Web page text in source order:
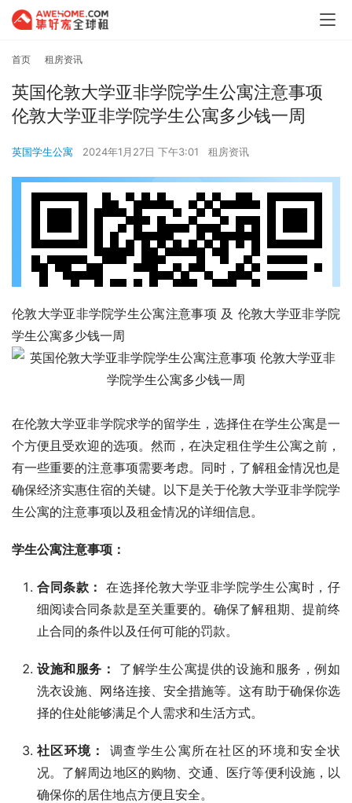
首页 租房资讯
英国伦敦大学亚非学院学生公寓注意事项
伦敦大学亚非学院学生公寓多少钱一周
英国学生公寓 2024年1月27日 下午3:01 租房资讯
伦敦大学亚非学院学生公寓注意事项 及 伦敦大学亚非学院
学生公寓多少钱一周
在伦敦大学亚非学院求学的留学生，选择住在学生公寓是一
个方便且受欢迎的选项。然而，在决定租住学生公寓之前，
有一些重要的注意事项需要考虑。同时，了解租金情况也是
确保经济实惠住宿的关键。以下是关于伦敦大学亚非学院学
生公寓的注意事项以及租金情况的详细信息。
学生公寓注意事项：
合同条款： 在选择伦敦大学亚非学院学生公寓时，仔
细阅读合同条款是至关重要的。确保了解租期、提前终
止合同的条件以及任何可能的罚款。
设施和服务：
了解学生公寓提供的设施和服务，例如
洗衣设施、网络连接、安全措施等。这有助于确保你选
择的住处能够满足个人需求和生活方式。
社区环境：
调查学生公寓所在社区的环境和安全状
况。了解周边地区的购物、交通、医疗等便利设施，以
确保你的居住地点方便且安全。